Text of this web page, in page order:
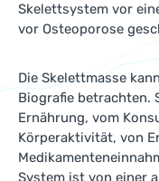
Skelettsystem vor
vor Osteoporose
Die Skelettmasse
Biografie betrachten.
Ernährung, vom
Körperaktivität, von
System ist von einer